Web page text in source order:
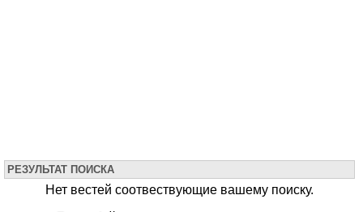
РЕЗУЛЬТАТ ПОИСКА
Нет вестей соотвествующие вашему поиску.